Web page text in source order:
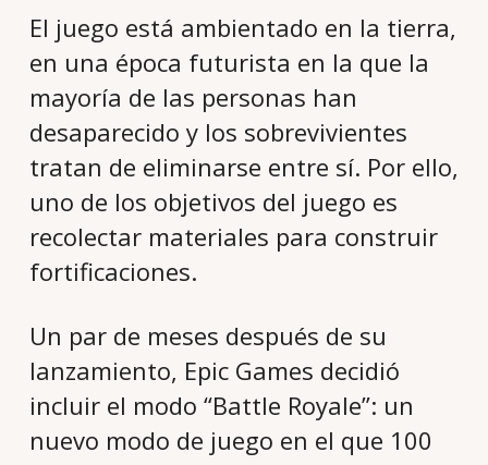
El juego está ambientado en la tierra,
en una época futurista en la que la
mayoría de las personas han
desaparecido y los sobrevivientes
tratan de eliminarse entre sí. Por ello,
uno de los objetivos del juego es
recolectar materiales para construir
fortificaciones.
Un par de meses después de su
lanzamiento, Epic Games decidió
incluir el modo “Battle Royale”: un
nuevo modo de juego en el que 100